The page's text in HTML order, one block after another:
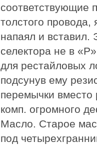
соответствующие
толстого
напаял и вставил.
селектора не в
для рестайловых
подсунув ему
перемычки
комп. огромного
Масло. Старое
под